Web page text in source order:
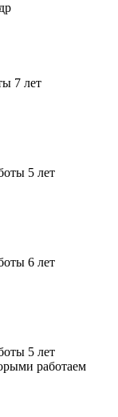
7 лет
5 лет
6 лет
5 лет
работаем